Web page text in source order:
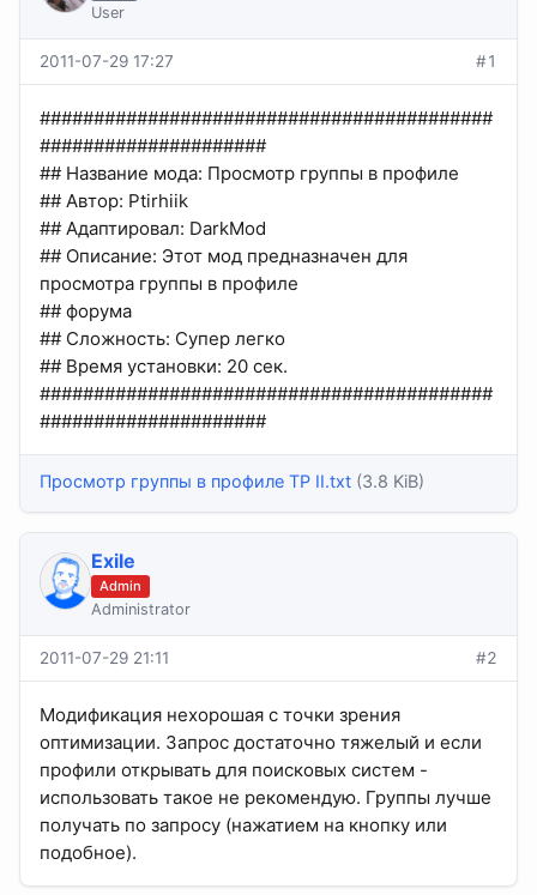
User
2011-07-29 17:27 #1
##########################################
#####################
## Название мода: Просмотр группы в профиле
## Автор: Ptirhiik
## Адаптировал: DarkMod
## Описание: Этот мод предназначен для
просмотра группы в профиле
## форума
## Сложность: Супер легко
## Время установки: 20 сек.
##########################################
#####################
Просмотр группы в профиле TP II.txt (3.8 KiB)
Exile
Admin
Administrator
2011-07-29 21:11 #2
Модификация нехорошая с точки зрения
оптимизации. Запрос достаточно тяжелый и если
профили открывать для поисковых систем -
использовать такое не рекомендую. Группы лучше
получать по запросу (нажатием на кнопку или
подобное).